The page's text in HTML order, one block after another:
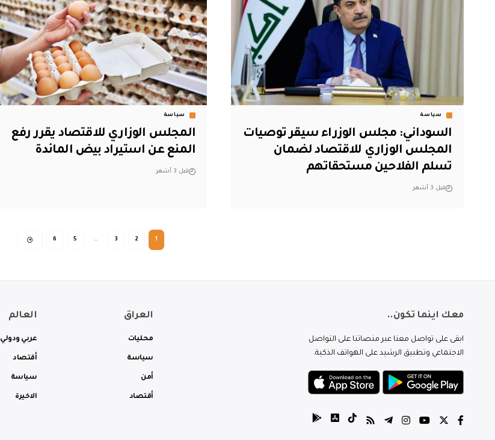
سياسة
السوداني: ‏مجلس الوزراء سيقر توصيات
المجلس الوزاري للاقتصاد لضمان
تسلم الفلاحين مستحقاتهم
قبل 3 أشهر
سياسة
المجلس الوزاري للاقتصاد يقرر رفع
المنع عن استيراد بيض المائدة
قبل 3 أشهر
1
2
3
…
5
6
معك اينما تكون..
ابقى على تواصل معنا عبر منصاتنا على التواصل
الاجتماعي وتطبيق الرشيد على الهواتف الذكية.
العراق
محليات
سياسة
أمن
أقتصاد
العالم
عربي ودولي
أقتصاد
سياسة
الاخيرة